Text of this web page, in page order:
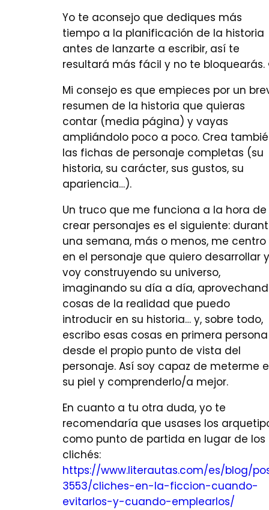
Yo te aconsejo que dediques más
tiempo a la planificación de la historia
antes de lanzarte a escribir, así te
resultará más fácil y no te bloquearás.
Mi consejo es que empieces por un
resumen de la historia que quieras
contar (media página) y vayas
ampliándolo poco a poco. Crea
las fichas de personaje completas (su
historia, su carácter, sus gustos, su
apariencia…).
Un truco que me funciona a la hora de
crear personajes es el siguiente:
una semana, más o menos, me centro
en el personaje que quiero desarrollar y
voy construyendo su universo,
imaginando su día a día,
cosas de la realidad que puedo
introducir en su historia… y, sobre todo,
escribo esas cosas en primera
desde el propio punto de vista del
personaje. Así soy capaz de meterme
su piel y comprenderlo/a mejor.
En cuanto a tu otra duda, yo te
recomendaría que usases los
como punto de partida en lugar de los
clichés:
https://www.literautas.com/es/blog/
3553/cliches-en-la-ficcion-cuando-
evitarlos-y-cuando-emplearlos/